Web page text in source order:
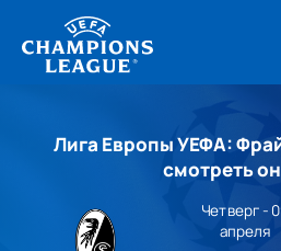
ОБЗОРЫ ЛЧ УЕФА
НОВОСТИ
Лига Европы УЕФА:
смотреть
Четверг -
апреля